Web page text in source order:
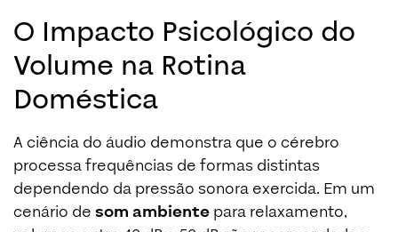
O Impacto Psicológico do
Volume na Rotina
Doméstica
A ciência do áudio demonstra que o cérebro
processa frequências de formas distintas
dependendo da pressão sonora exercida. Em um
cenário de som ambiente para relaxamento,